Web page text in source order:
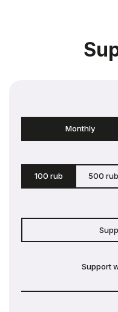
Monthly
100 rub 500 rub
Support